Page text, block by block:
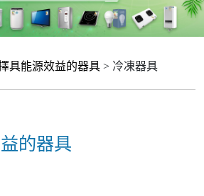
具能源效益的器具 > 冷凍器具
的器具